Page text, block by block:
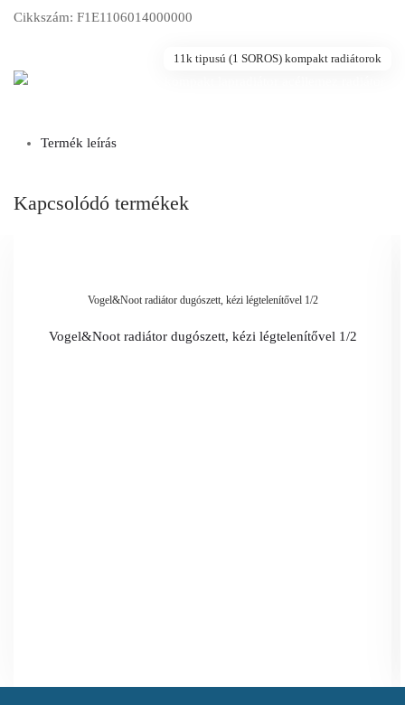
Cikkszám: F1E1106014000000
11k tipusú (1 SOROS) kompakt radiátorok
Termék leírás
Kapcsolódó termékek
Vogel&Noot radiátor dugószett, kézi légtelenítővel 1/2
Vogel&Noot radiátor dugószett, kézi légtelenítővel 1/2